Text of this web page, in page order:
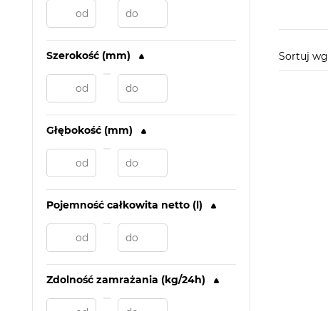
Szerokość (mm)
Głębokość (mm)
Pojemność całkowita netto (l)
Zdolność zamrażania (kg/24h)
Sortuj wg